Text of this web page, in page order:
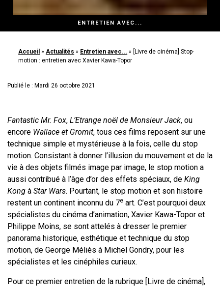
ENTRETIEN AVEC...
Accueil »Actualités » Entretien avec... »
[Livre de cinéma] Stop-
motion : entretien avec Xavier Kawa-Topor
Publié le : Mardi 26 octobre 2021
Fantastic Mr. Fox, L’Etrange noël de Monsieur Jack, ou
encore Wallace et Gromit, tous ces films reposent sur une
technique simple et mystérieuse à la fois, celle du stop
motion. Consistant à donner l’illusion du mouvement et de la
vie à des objets filmés image par image, le stop motion a
aussi contribué à l’âge d’or des effets spéciaux, de King
Kong à Star Wars. Pourtant, le stop motion et son histoire
restent un continent inconnu du 7e art. C’est pourquoi deux
spécialistes du cinéma d’animation, Xavier Kawa-Topor et
Philippe Moins, se sont attelés à dresser le premier
panorama historique, esthétique et technique du stop
motion, de George Méliès à Michel Gondry, pour les
spécialistes et les cinéphiles curieux.
Pour ce premier entretien de la rubrique [Livre de cinéma],